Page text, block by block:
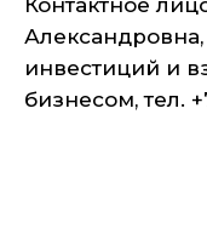
Контактное
инвестиций и
бизнесом, тел.